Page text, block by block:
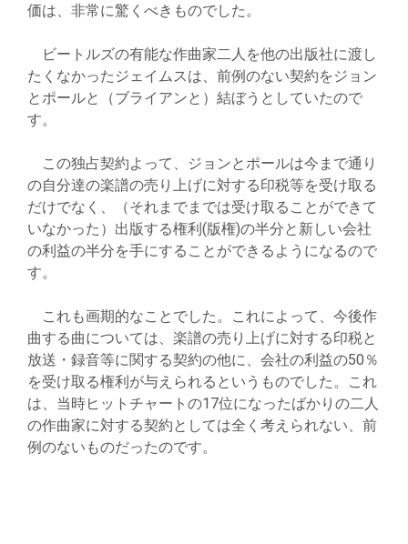
価は、非常に驚くべきものでした。
ビートルズの有能な作曲家二人を他の出版社に渡し
たくなかったジェイムスは、前例のない契約をジョン
とポールと（ブライアンと）結ぼうとしていたので
す。
この独占契約よって、ジョンとポールは今まで通り
の自分達の楽譜の売り上げに対する印税等を受け取る
だけでなく、（それまでまでは受け取ることができて
いなかった）出版する権利(版権)の半分と新しい会社
の利益の半分を手にすることができるようになるので
す。
これも画期的なことでした。これによって、今後作
曲する曲については、楽譜の売り上げに対する印税と
放送・録音等に関する契約の他に、会社の利益の50％
を受け取る権利が与えられるというものでした。これ
は、当時ヒットチャートの17位になったばかりの二人
の作曲家に対する契約としては全く考えられない、前
例のないものだったのです。